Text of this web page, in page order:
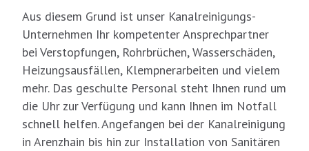
Aus diesem Grund ist unser Kanalreinigungs-
Unternehmen Ihr kompetenter Ansprechpartner
bei Verstopfungen, Rohrbrüchen, Wasserschäden,
Heizungsausfällen, Klempnerarbeiten und vielem
mehr. Das geschulte Personal steht Ihnen rund um
die Uhr zur Verfügung und kann Ihnen im Notfall
schnell helfen. Angefangen bei der Kanalreinigung
in Arenzhain bis hin zur Installation von Sanitären